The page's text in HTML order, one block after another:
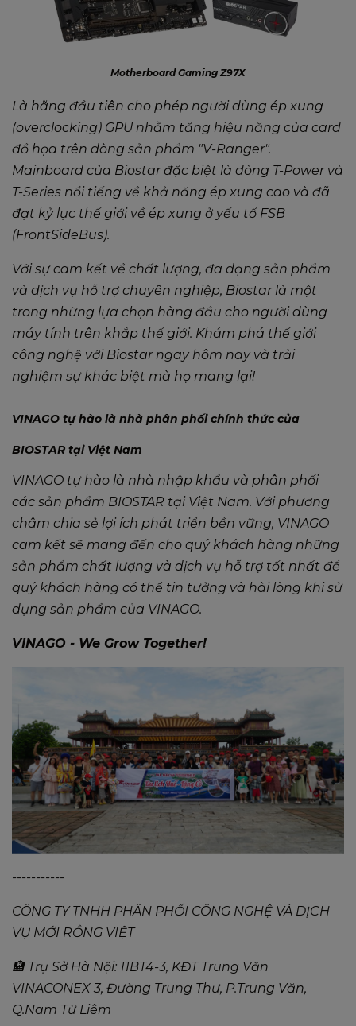
Motherboard Gaming Z97X
Là hãng đầu tiên cho phép người dùng ép xung
(overclocking) GPU nhằm tăng hiệu năng của card
đồ họa trên dòng sản phẩm "V-Ranger".
Mainboard của Biostar đặc biệt là dòng T-Power và
T-Series nổi tiếng về khả năng ép xung cao và đã
đạt kỷ lục thế giới về ép xung ở yếu tố FSB
(FrontSideBus).
Với sự cam kết về chất lượng, đa dạng sản phẩm
và dịch vụ hỗ trợ chuyên nghiệp, Biostar là một
trong những lựa chọn hàng đầu cho người dùng
máy tính trên khắp thế giới. Khám phá thế giới
công nghệ với Biostar ngay hôm nay và trải
nghiệm sự khác biệt mà họ mang lại!
VINAGO tự hào là nhà phân phối chính thức của
BIOSTAR tại Việt Nam
VINAGO tự hào là nhà nhập khẩu và phân phối
các sản phẩm BIOSTAR tại Việt Nam. Với phương
châm chia sẻ lợi ích phát triển bền vững, VINAGO
cam kết sẽ mang đến cho quý khách hàng những
sản phẩm chất lượng và dịch vụ hỗ trợ tốt nhất để
quý khách hàng có thể tin tưởng và hài lòng khi sử
dụng sản phẩm của VINAGO.
VINAGO - We Grow Together!
-----------
CÔNG TY TNHH PHÂN PHỐI CÔNG NGHỆ VÀ DỊCH
VỤ MỚI RỒNG VIỆT
🏨 Trụ Sở Hà Nội: 11BT4-3, KĐT Trung Văn
VINACONEX 3, Đường Trung Thư, P.Trung Văn,
Q.Nam Từ Liêm